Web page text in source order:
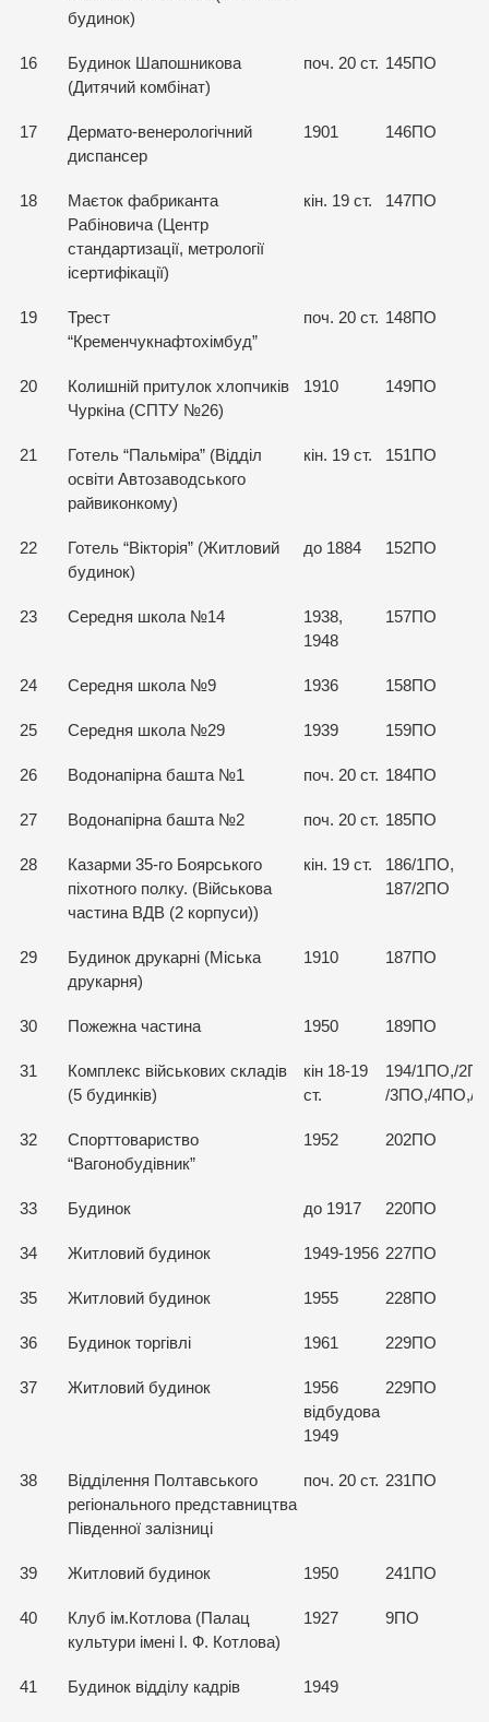
будинок)
16
Будинок Шапошникова
(Дитячий комбінат)
поч. 20 ст. 145ПО
17
Дермато-венерологічний
диспансер
1901 146ПО
18
Маєток фабриканта
Рабіновича (Центр
стандартизації, метрології
ісертифікації)
кін. 19 ст. 147ПО
19
Трест
“Кременчукнафтохімбуд”
поч. 20 ст. 148ПО
20
Колишній притулок хлопчиків
Чуркіна (СПТУ №26)
1910 149ПО
21
Готель “Пальміра” (Відділ
освіти Автозаводського
райвиконкому)
кін. 19 ст. 151ПО
22
Готель “Вікторія” (Житловий
будинок)
до 1884 152ПО
23 Середня школа №14
1938,
1948
157ПО
24 Середня школа №9 1936 158ПО
25 Середня школа №29 1939 159ПО
26 Водонапірна башта №1 поч. 20 ст. 184ПО
27 Водонапірна башта №2 поч. 20 ст. 185ПО
28
Казарми 35-го Боярського
піхотного полку. (Військова
частина ВДВ (2 корпуси))
кін. 19 ст.
186/1ПО,
187/2ПО
29
Будинок друкарні (Міська
друкарня)
1910 187ПО
30 Пожежна частина 1950 189ПО
31
Комплекс військових складів
(5 будинків)
кін 18-19
ст.
194/1ПО,/
/3ПО,/4ПО,/
32
Спорттовариство
“Вагонобудівник”
1952 202ПО
33 Будинок до 1917 220ПО
34 Житловий будинок 1949-1956 227ПО
35 Житловий будинок 1955 228ПО
36 Будинок торгівлі 1961 229ПО
37 Житловий будинок
1956
відбудова
1949
229ПО
38
Відділення Полтавського
регіонального представництва
Південної залізниці
поч. 20 ст. 231ПО
39 Житловий будинок 1950 241ПО
40
Клуб ім.Котлова (Палац
культури імені І. Ф. Котлова)
1927 9ПО
41 Будинок відділу кадрів 1949